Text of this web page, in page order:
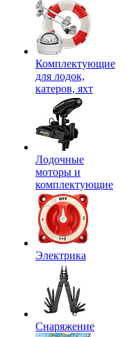
Комплектующие
для лодок,
катеров, яхт
Лодочные
моторы и
комплектующие
Электрика
Снаряжение